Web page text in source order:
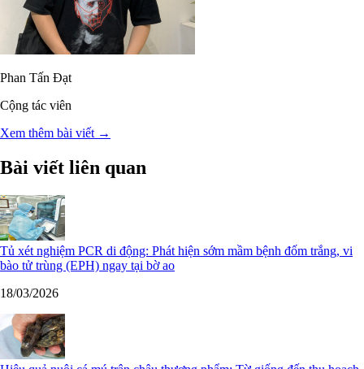
Phan Tấn Đạt
Cộng tác viên
Xem thêm bài viết →
Bài viết liên quan
Tủ xét nghiệm PCR di động: Phát hiện sớm mầm bệnh đốm trắng, vi
bào tử trùng (EPH) ngay tại bờ ao
18/03/2026